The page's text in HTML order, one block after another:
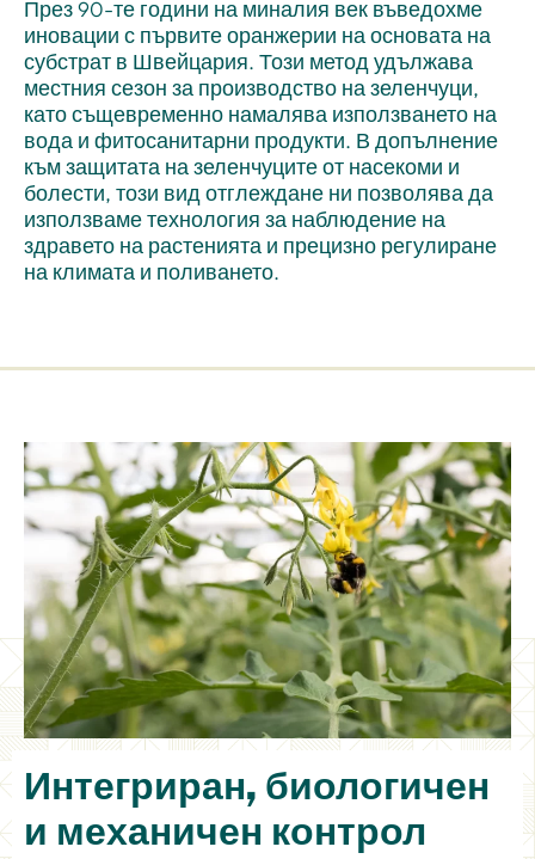
През 90-те години на миналия век въведохме
иновации с първите оранжерии на основата на
субстрат в Швейцария. Този метод удължава
местния сезон за производство на зеленчуци,
като същевременно намалява използването на
вода и фитосанитарни продукти. В допълнение
към защитата на зеленчуците от насекоми и
болести, този вид отглеждане ни позволява да
използваме технология за наблюдение на
здравето на растенията и прецизно регулиране
на климата и поливането.
Интегриран, биологичен
и механичен контрол